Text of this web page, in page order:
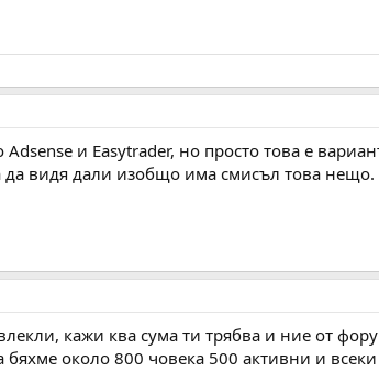
и Easytrader, но просто това е
да видя дали изобщо има смисъл това нещо.
кажи ква сума ти трябва и ние от
бяхме около 800 човека 500 активни и